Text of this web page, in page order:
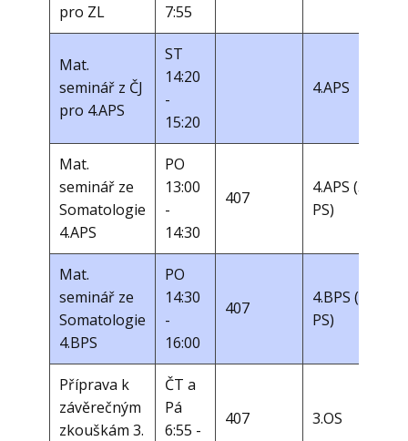
pro ZL
7:55
Mat.
seminář z ČJ
pro 4.APS
ST ​
14:20
-
15:20
4.APS
Mat.
seminář ze
Somatologie
4.APS
PO
13:00
-
14:30
407
4.APS (3. r.
PS)
Mat.
seminář ze
Somatologie
4.BPS
PO
14:30
-
16:00
407
4.BPS (3. r.
PS)
Příprava k
závěrečným
zkouškám 3.
ČT a
Pá
6:55 -
407 3.OS